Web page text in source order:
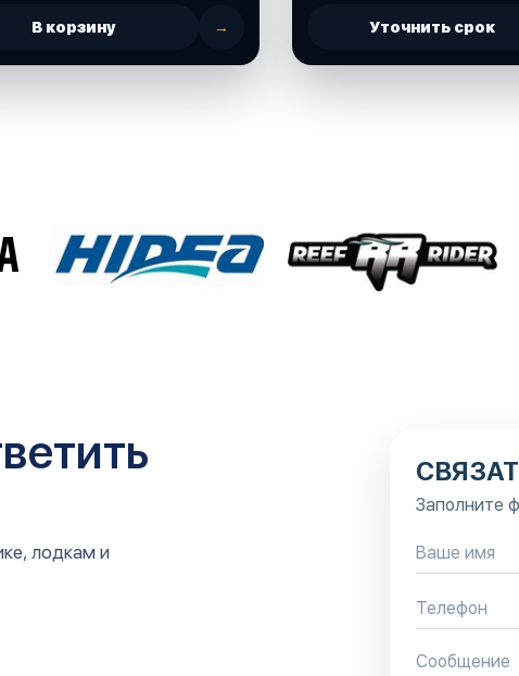
В корзину → Уточнить срок
лодкам и
Заполните